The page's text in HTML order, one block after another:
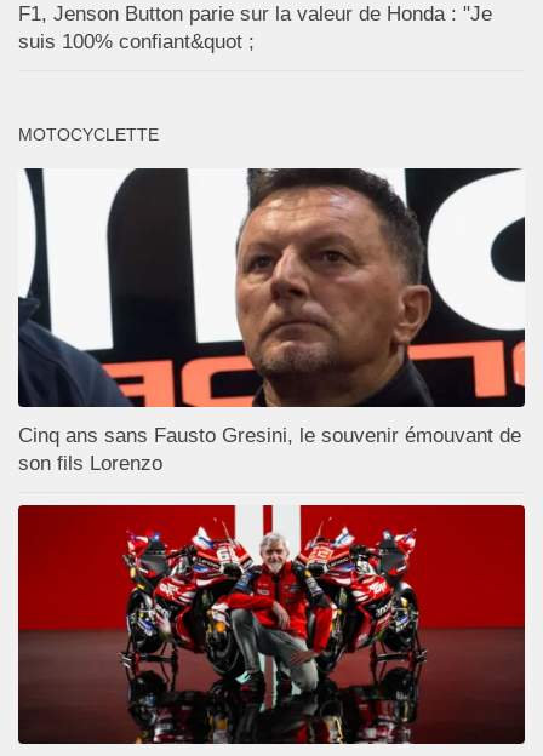
F1, Jenson Button parie sur la valeur de Honda : "Je
suis 100% confiant&quot ;
MOTOCYCLETTE
Cinq ans sans Fausto Gresini, le souvenir émouvant de
son fils Lorenzo